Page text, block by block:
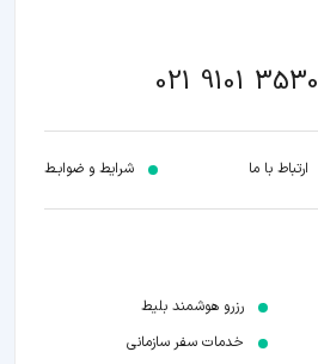
021 9101 3530
ارتباط با ما شرایط و ضوابـط
رزرو هوشمند بلیط
خدمات سفر سازمانی